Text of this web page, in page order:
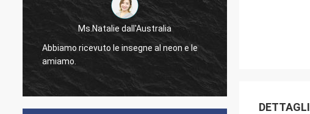
insegne al neon e le
Sig. Jason dal Canada
Riceviamo il pacchetto ed apprezzato per
osservare il rivestimento di buona qualità,
vi lascerà sapere non appena qualcosa
DETTAGLI